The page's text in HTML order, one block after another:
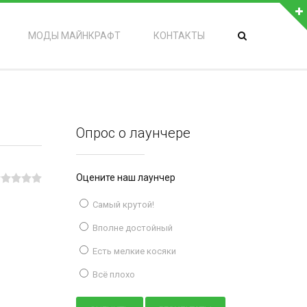
МОДЫ МАЙНКРАФТ КОНТАКТЫ
Опрос о лаунчере
Оцените наш лаунчер
Самый крутой!
Вполне достойный
Есть мелкие косяки
Всё плохо